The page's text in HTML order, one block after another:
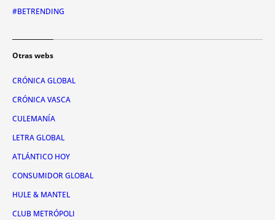
#BETRENDING
Otras webs
CRÓNICA GLOBAL
CRÓNICA VASCA
CULEMANÍA
LETRA GLOBAL
ATLÁNTICO HOY
CONSUMIDOR GLOBAL
HULE & MANTEL
CLUB METRÓPOLI